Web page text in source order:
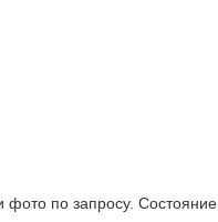
фото по запросу. Состояние